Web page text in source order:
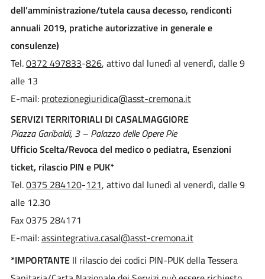
dell’amministrazione/tutela causa decesso, rendiconti
annuali 2019, pratiche autorizzative in generale e
consulenze)
Tel.0372 497833-826, attivo dal lunedì al venerdì, dalle 9
alle 13
E-mail: protezionegiuridica@asst-cremona.it
SERVIZI TERRITORIALI DI CASALMAGGIORE
Piazza Garibaldi, 3 – Palazzo delle Opere Pie
Ufficio Scelta/Revoca del medico o pediatra, Esenzioni
ticket, rilascio PIN e PUK*
Tel.0375 284120-121, attivo dal lunedì al venerdì, dalle 9
alle 12.30
Fax 0375 284171
E-mail:assintegrativa.casal@asst-cremona.it
*IMPORTANTEIl rilascio dei codici PIN-PUK della Tessera